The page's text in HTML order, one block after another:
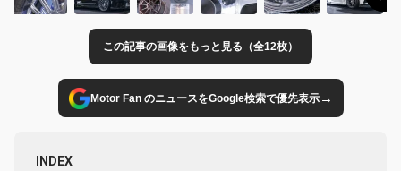
この記事の画像をもっと見る（全12枚）
Motor Fan のニュースをGoogle検索で優先表示→
INDEX